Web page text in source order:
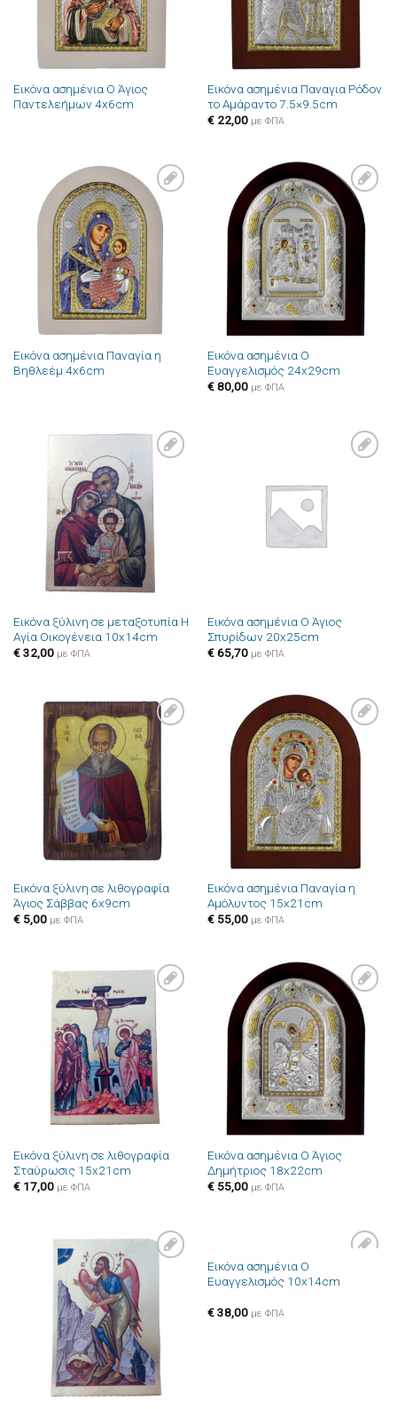
Εικόνα ασημένια Ο Άγιος
Παντελεήμων 4x6cm
Εικόνα ασημένια Παναγια Ρόδον
το Αμάραντο 7.5×9.5cm
€22,00 με ΦΠΑ
Πρόσθήκη
στην λίστα
επιθυμιών
Εικόνα ασημένια Παναγία η
Βηθλεέμ 4x6cm
Πρόσθήκη
στην λίστα
επιθυμιών
Εικόνα ασημένια Ο
Ευαγγελισμός 24x29cm
€80,00 με ΦΠΑ
Πρόσθήκη
στην λίστα
επιθυμιών
Εικόνα ξύλινη σε μεταξοτυπία Η
Αγία Οικογένεια 10x14cm
€32,00 με ΦΠΑ
στην λίστα
Εικόνα ασημένια Ο Άγιος
Σπυρίδων 20x25cm
€65,70 με ΦΠΑ
Πρόσθήκη
στην λίστα
επιθυμιών
Εικόνα ξύλινη σε λιθογραφία
Άγιος Σάββας 6x9cm
€5,00 με ΦΠΑ
Πρόσθήκη
στην λίστα
επιθυμιών
Εικόνα ασημένια Παναγία η
Αμόλυντος 15x21cm
€55,00 με ΦΠΑ
Πρόσθήκη
στην λίστα
επιθυμιών
Εικόνα ξύλινη σε λιθογραφία
Σταύρωσις 15x21cm
€17,00 με ΦΠΑ
Πρόσθήκη
στην λίστα
επιθυμιών
Εικόνα ασημένια Ο Άγιος
Δημήτριος 18x22cm
€55,00 με ΦΠΑ
Πρόσθήκη
στην λίστα
επιθυμιών
στην λίστα
Εικόνα ασημένια Ο
Ευαγγελισμός 10x14cm
€38,00 με ΦΠΑ